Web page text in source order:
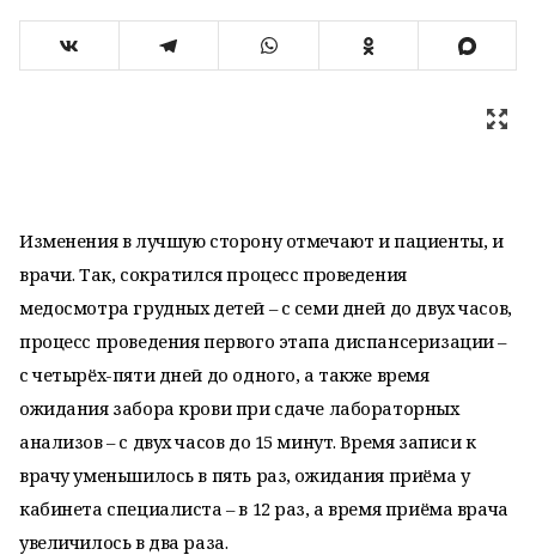
Изменения в лучшую сторону отмечают и пациенты, и
врачи. Так, сократился процесс проведения
медосмотра грудных детей – с семи дней до двух часов,
процесс проведения первого этапа диспансеризации –
с четырёх-пяти дней до одного, а также время
ожидания забора крови при сдаче лабораторных
анализов – с двух часов до 15 минут. Время записи к
врачу уменьшилось в пять раз, ожидания приёма у
кабинета специалиста – в 12 раз, а время приёма врача
увеличилось в два раза.